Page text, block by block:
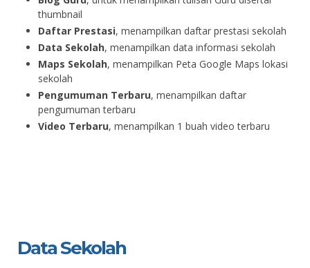
thumbnail
Daftar Prestasi, menampilkan daftar prestasi sekolah
Data Sekolah, menampilkan data informasi sekolah
Maps Sekolah, menampilkan Peta Google Maps lokasi
sekolah
Pengumuman Terbaru, menampilkan daftar
pengumuman terbaru
Video Terbaru, menampilkan 1 buah video terbaru
Data Sekolah